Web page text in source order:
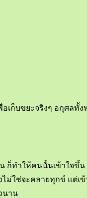
เก็บขยะจริงๆ อกุศลทั้ง
ก็ทำให้คนนั้นเข้าใจขึ้น
ม่ใช่จะคลายทุกข์ แต่เ
นาน